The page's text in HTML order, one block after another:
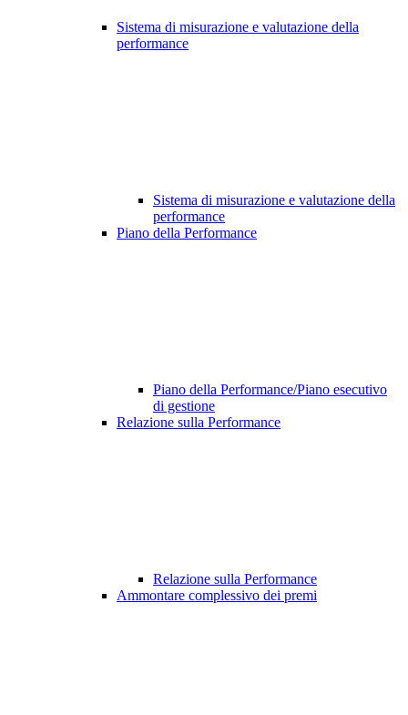
Sistema di misurazione e valutazione della
performance
Sistema di misurazione e valutazione della
performance
Piano della Performance
Piano della Performance/Piano esecutivo
di gestione
Relazione sulla Performance
Relazione sulla Performance
Ammontare complessivo dei premi